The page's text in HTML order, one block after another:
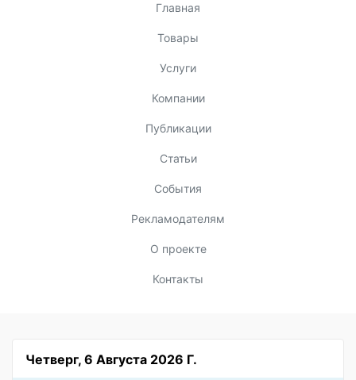
Главная
Товары
Услуги
Компании
Публикации
Статьи
События
Рекламодателям
О проекте
Контакты
Четверг, 6 Августа 2026 Г.